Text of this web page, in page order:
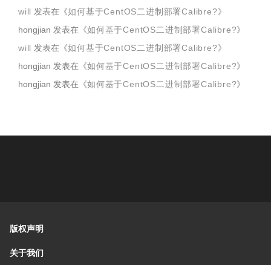
will 发表在《如何基于CentOS二进制部署Calibre?》
hongjian 发表在《如何基于CentOS二进制部署Calibre?》
will 发表在《如何基于CentOS二进制部署Calibre?》
hongjian 发表在《如何基于CentOS二进制部署Calibre?》
hongjian 发表在《如何基于CentOS二进制部署Calibre?》
版权声明
关于我们